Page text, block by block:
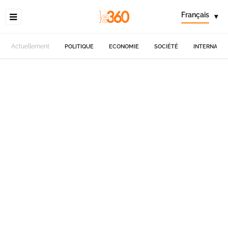
Français ▾
Actuellement POLITIQUE ECONOMIE SOCIÉTÉ